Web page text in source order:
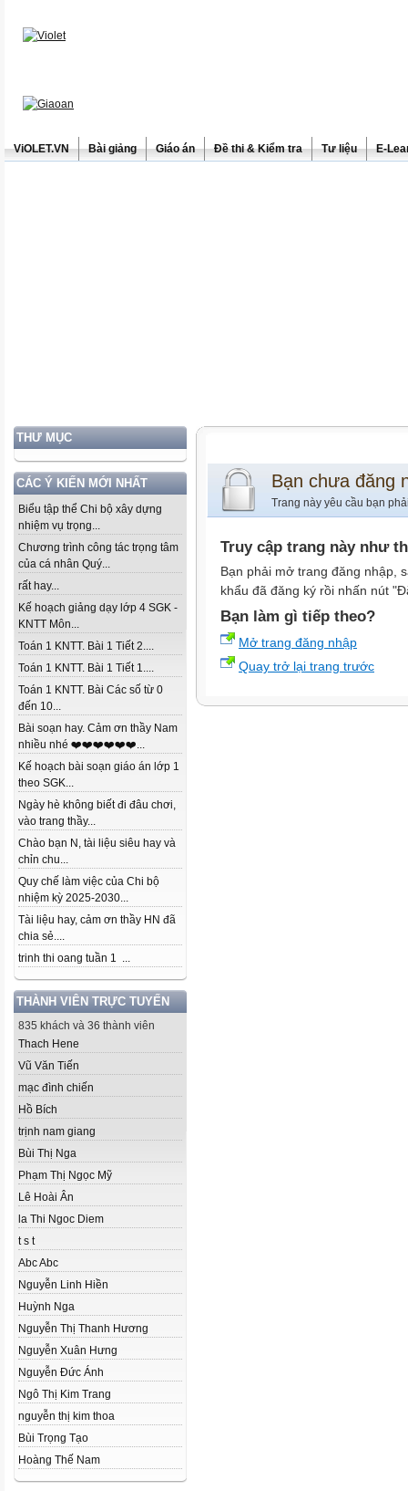
ViOLET.VN Bài giảng Giáo án Đề thi & Kiểm tra Tư liệu E-
THƯ MỤC
CÁC Ý KIẾN MỚI NHẤT
Biểu tập thể Chi bộ xây dựng
nhiệm vụ trọng...
Chương trình công tác trọng tâm
của cá nhân Quý...
rất hay...
Kế hoạch giảng dạy lớp 4 SGK -
KNTT Môn...
Toán 1 KNTT. Bài 1 Tiết 2....
Toán 1 KNTT. Bài 1 Tiết 1....
Toán 1 KNTT. Bài Các số từ 0
đến 10...
Bài soạn hay. Cảm ơn thầy Nam
nhiều nhé ❤️❤️❤️❤️❤️❤️...
Kế hoạch bài soạn giáo án lớp 1
theo SGK...
Ngày hè không biết đi đâu chơi,
vào trang thầy...
Chào bạn N, tài liệu siêu hay và
chỉn chu...
Quy chế làm việc của Chi bộ
nhiệm kỳ 2025-2030...
Tài liệu hay, cảm ơn thầy HN đã
chia sẻ....
trinh thi oang tuần 1 ...
THÀNH VIÊN TRỰC TUYẾN
835 khách và 36 thành viên
Thach Hene
Vũ Văn Tiến
mạc đình chiến
Hồ Bích
trịnh nam giang
Bùi Thị Nga
Phạm Thị Ngọc Mỹ
Lê Hoài Ân
la Thi Ngoc Diem
t s t
Abc Abc
Nguyễn Linh Hiền
Huỳnh Nga
Nguyễn Thị Thanh Hương
Nguyễn Xuân Hưng
Nguyễn Đức Ánh
Ngô Thị Kim Trang
nguyễn thị kim thoa
Bùi Trọng Tạo
Hoàng Thế Nam
Bạn chưa đăng
Trang này yêu cầu bạn
Truy cập trang này như
Bạn phải mở trang đăng nhập,
khẩu đã đăng ký rồi nhấn nút
Bạn làm gì tiếp theo?
Mở trang đăng nhập
Quay trở lại trang trước